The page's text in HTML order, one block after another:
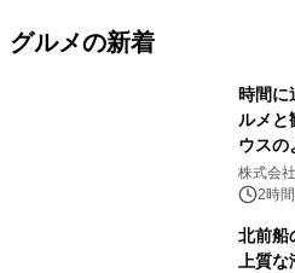
グルメの新着
時間に
ルメと
ウスの
サウナ
得な素
株式会
2時
北前船
上質